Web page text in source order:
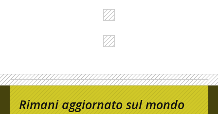
Rimani aggiornato sul mondo